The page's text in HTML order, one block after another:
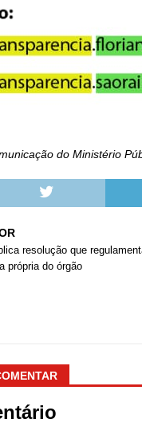
do Ministério
resolução que
própria do órgão